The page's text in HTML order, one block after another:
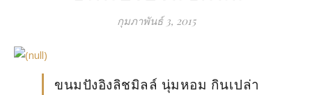
กุมภาพันธ์ 3, 2015
ขนมปังอิงลิชมิลล์ นุ่มหอม กินเปล่า